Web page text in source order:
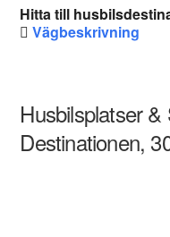
Hitta till
Vägbeskrivning
Husbilsplatser
Destinationen,